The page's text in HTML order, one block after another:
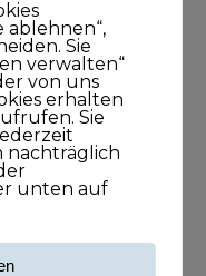
beginnt
ablehnen“,
Sie
verwalten“
von uns
erhalten
Sie
nachträglich
unten auf